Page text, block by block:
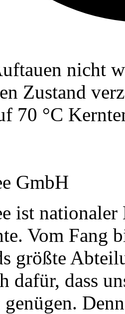
nicht
Zustand
70 °C
GmbH
ist
Vom Fang
größte
dafür, dass